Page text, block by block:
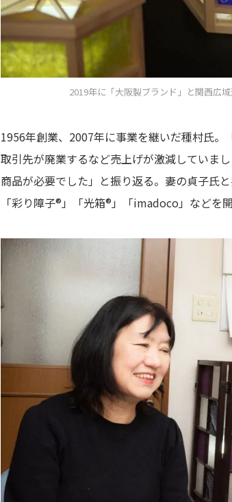
2019年に「大阪製ブランド」と関西広
1956年創業、2007年に事業を継いだ種村氏。
取引先が廃業するなど売上げが激減していま
商品が必要でした」と振り返る。妻の貞子氏
「彩り障子®」「光箱®」「imadoco」などを